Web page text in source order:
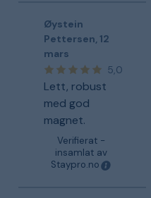
Øystein
Pettersen 12
mars
5,0
Lett, robust
med god
magnet.
Verifierat -
insamlat av
Staypro.no